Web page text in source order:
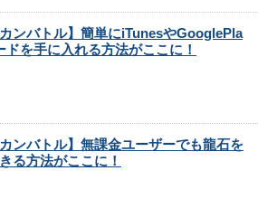
カンバトル】簡単にiTunesやGooglePla
ドを手に入れる方法がここに！
カンバトル】無課金ユーザーでも龍石を
る方法がここに！